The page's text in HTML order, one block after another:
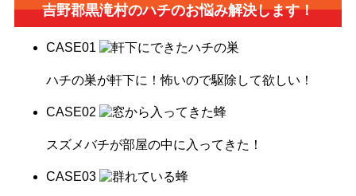
吉野郡黒滝村のハチのお悩み解決します！
CASE01
ハチの巣が軒下に！怖いので駆除して欲しい！
CASE02
スズメバチが部屋の中に入ってきた！
CASE03